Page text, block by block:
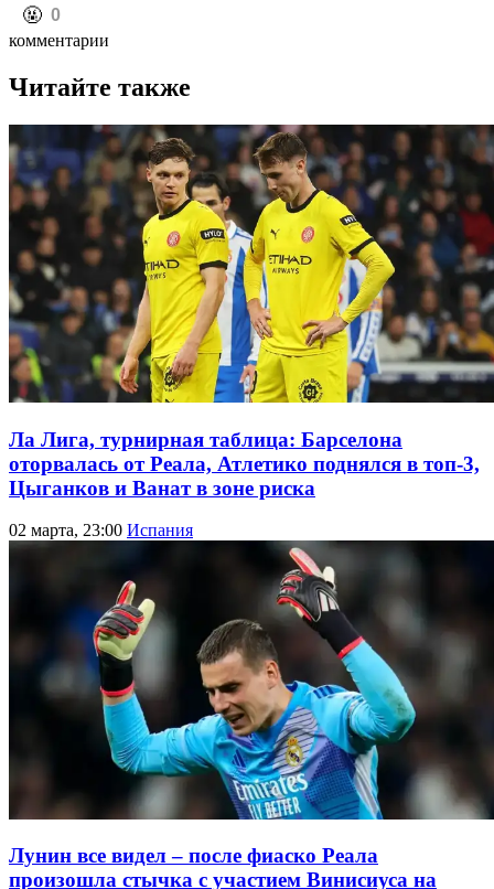
️🤬 0
комментарии
Читайте также
Ла Лига, турнирная таблица: Барселона
оторвалась от Реала, Атлетико поднялся в топ-3,
Цыганков и Ванат в зоне риска
02 марта, 23:00 Испания
Лунин все видел – после фиаско Реала
произошла стычка с участием Винисиуса на